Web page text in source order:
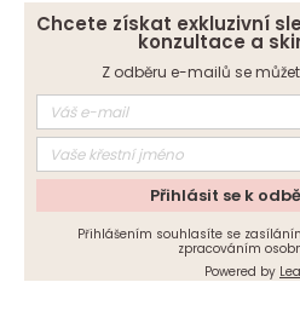
Chcete získat exkluzivní
konzultace a
Z odběru e-mailů se
Přihlásit se k
Přihlášením souhlasíte se
zpracováním
Powered by